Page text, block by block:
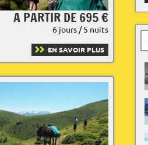
A PARTIR DE 695 €
6 jours / 5 nuits
EN SAVOIR PLUS